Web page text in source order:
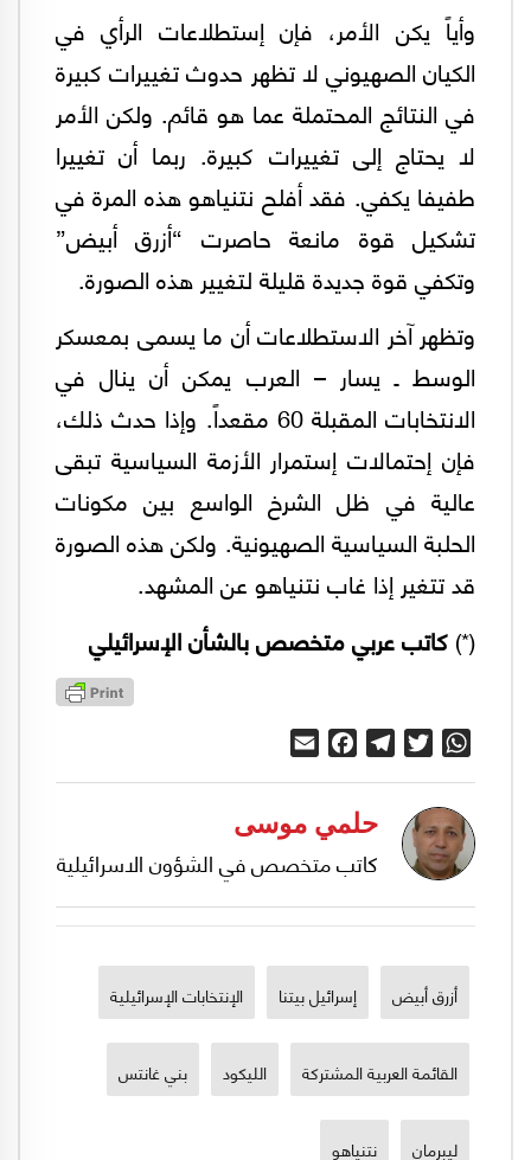
وأياً يكن الأمر، فإن إستطلاعات الرأي في
الكيان الصهيوني لا تظهر حدوث تغييرات كبيرة
في النتائج المحتملة عما هو قائم. ولكن الأمر
لا يحتاج إلى تغييرات كبيرة. ربما أن تغييرا
طفيفا يكفي. فقد أفلح نتنياهو هذه المرة في
تشكيل قوة مانعة حاصرت “أزرق أبيض”
وتكفي قوة جديدة قليلة لتغيير هذه الصورة.
وتظهر آخر الاستطلاعات أن ما يسمى بمعسكر
الوسط ـ يسار – العرب يمكن أن ينال في
الانتخابات المقبلة 60 مقعداً. وإذا حدث ذلك،
فإن إحتمالات إستمرار الأزمة السياسية تبقى
عالية في ظل الشرخ الواسع بين مكونات
الحلبة السياسية الصهيونية. ولكن هذه الصورة
قد تتغير إذا غاب نتنياهو عن المشهد.
(*)كاتب عربي متخصص بالشأن الإسرائيلي
WhatsApp
Twitter
Telegram
Facebook
حلمي موسى
كاتب متخصص في الشؤون الاسرائيلية
أزرق أبيض إسرائيل بيتنا الإنتخابات الإسرائيلية
القائمة العربية المشتركة الليكود بني غانتس
ليبرمان نتنياهو